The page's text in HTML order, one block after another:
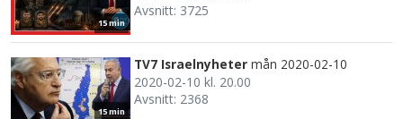
15 min
Avsnitt: 3725
15 min
TV7 Israelnyheter mån 2020-02-10
2020-02-10 kl. 20.00
Avsnitt: 2368